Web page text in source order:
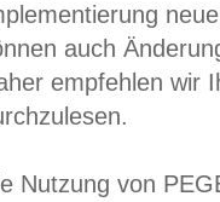
auch
empfehlen wir
Nutzung von